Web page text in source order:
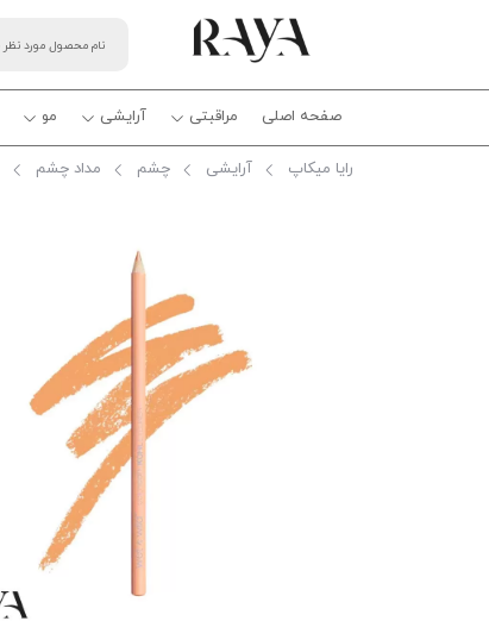
صفحه اصلی مراقبتی آرایشی مو
رایا میکاپ آرایشی چشم مداد چشم